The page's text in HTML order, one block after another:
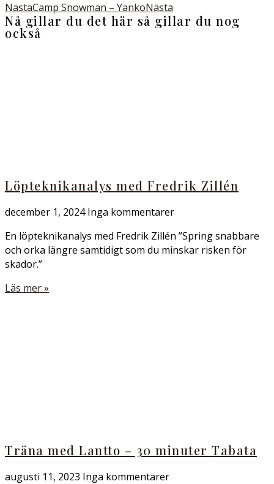
NästaCamp Snowman – YankoNästa
Nå gillar du det här så gillar du nog
också
Löpteknikanalys med Fredrik Zillén
december 1, 2024Inga kommentarer
En löpteknikanalys med Fredrik Zillén ”Spring snabbare
och orka längre samtidigt som du minskar risken för
skador.”
Läs mer »
Träna med Lantto – 30 minuter Tabata
augusti 11, 2023 Inga kommentarer